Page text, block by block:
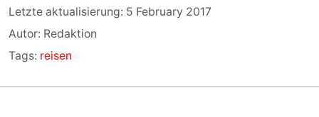
Letzte aktualisierung: 5 February 2017
Autor: Redaktion
Tags: reisen